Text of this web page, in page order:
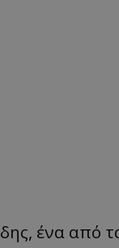
ένα από